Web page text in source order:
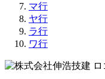
マ行
ヤ行
ラ行
ワ行